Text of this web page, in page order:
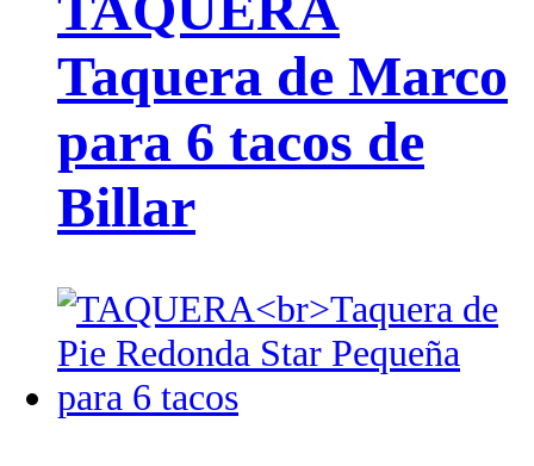
Taquera de Marco
para 6 tacos de
Billar